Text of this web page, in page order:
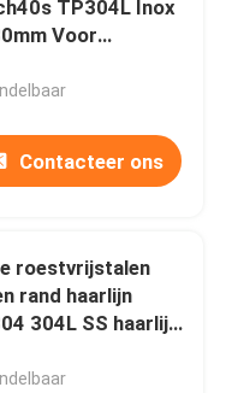
dan 50 mm
TP304L Inox
Voor
Contacteer ons
roestvrijstalen
rand haarlijn
304L SS haarlijn